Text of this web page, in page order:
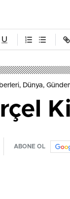
Dünya,
ABONE OL